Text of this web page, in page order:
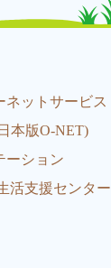
ネットサービス
本版O-NET)
ーション
活支援センター